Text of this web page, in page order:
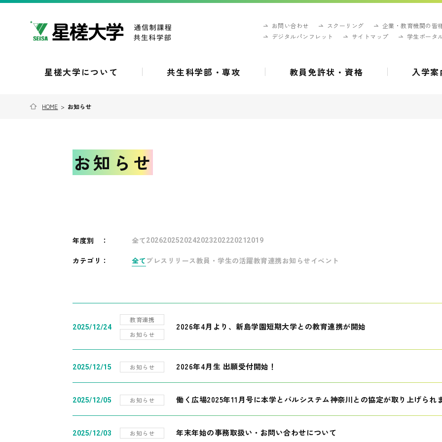
お問い合わせ スクーリング
企業・教育機関の皆
デジタルパンフレット
サイトマップ 学生ポータ
星槎大学について 共生科学部・専攻 教員免許状・資格 入学案
HOME > お知らせ
お知らせ
年度別 ： 全て202620252024202320222021 2019
カテゴリ： 全て プレスリリース教員・学生の活躍教育連携お知らせ イベント
2025/12/24
教育連携
お知らせ
2026年4月より、新島学園短期大学との教育連携が開始
2025/12/15 お知らせ 2026年4月生 出願受付開始！
2025/12/05 お知らせ 働く広場2025年11月号に本学とパルシステム神奈川との協定が取り上げられ
2025/12/03 お知らせ 年末年始の事務取扱い・お問い合わせについて